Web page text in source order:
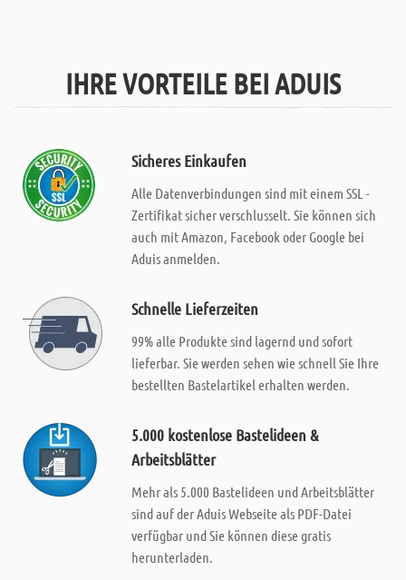
IHRE VORTEILE BEI ADUIS
Sicheres Einkaufen
Alle Datenverbindungen sind mit einem SSL -
Zertifikat sicher verschlusselt. Sie können sich
auch mit Amazon, Facebook oder Google bei
Aduis anmelden.
Schnelle Lieferzeiten
99% alle Produkte sind lagernd und sofort
lieferbar. Sie werden sehen wie schnell Sie Ihre
bestellten Bastelartikel erhalten werden.
5.000 kostenlose Bastelideen &
Arbeitsblätter
Mehr als 5.000 Bastelideen und Arbeitsblätter
sind auf der Aduis Webseite als PDF-Datei
verfügbar und Sie können diese gratis
herunterladen.